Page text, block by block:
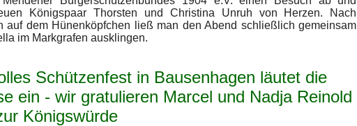
Königspaar Thorsten und Christina Unruh von Herzen. Nach
auf dem Hünenköpfchen ließ man den Abend schließlich gemeinsam
im Markgrafen ausklingen.
Schützenfest in Bausenhagen läutet die
ein - wir gratulieren Marcel und Nadja Reinold
Königswürde